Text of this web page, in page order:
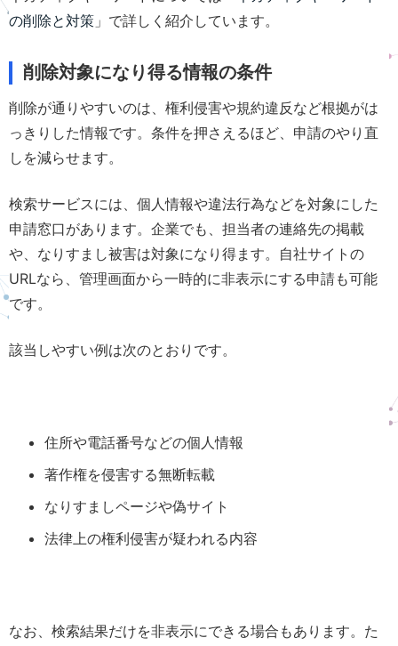
の削除と対策 」で詳しく紹介しています。
削除対象になり得る情報の条件
削除が通りやすいのは、権利侵害や規約違反など根拠がは
っきりした情報です。条件を押さえるほど、申請のやり直
しを減らせます。
検索サービスには、個人情報や違法行為などを対象にした
申請窓口があります。企業でも、担当者の連絡先の掲載
や、なりすまし被害は対象になり得ます。自社サイトの
URLなら、管理画面から一時的に非表示にする申請も可能
です。
該当しやすい例は次のとおりです。
住所や電話番号などの個人情報
著作権を侵害する無断転載
なりすましページや偽サイト
法律上の権利侵害が疑われる内容
なお、検索結果だけを非表示にできる場合もあります。た